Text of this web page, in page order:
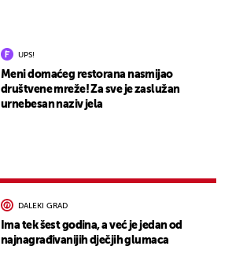
UPS!
Meni domaćeg restorana nasmijao
društvene mreže! Za sve je zaslužan
urnebesan naziv jela
DALEKI GRAD
Ima tek šest godina, a već je jedan od
najnagrađivanijih dječjih glumaca